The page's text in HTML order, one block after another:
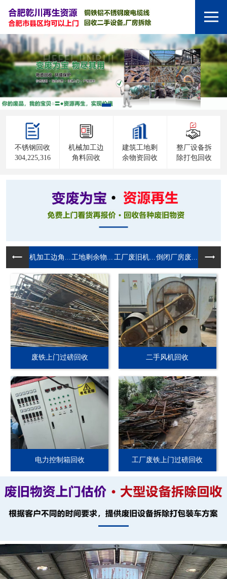
不锈钢回收
304,225,316
机械加工边
角料回收
建筑工地剩
余物资回收
整厂设备拆
除打包回收
机加工边角... 工地剩余物... 工厂废旧机... 倒闭厂房废...
废铁上门过磅回收 二手风机回收
电力控制箱回收 工厂废铁上门过磅回收